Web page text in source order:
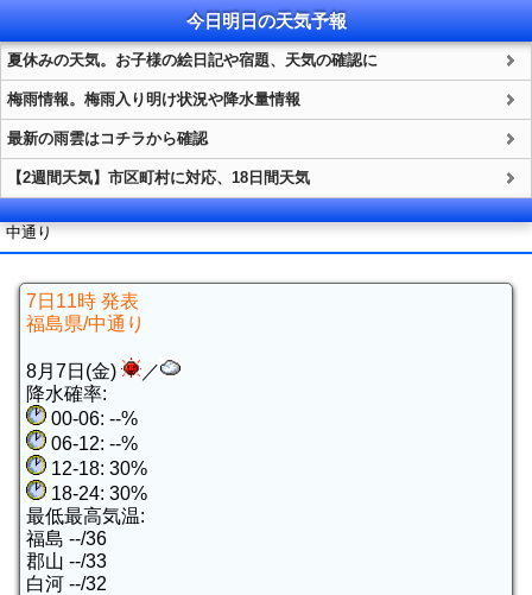
今日明日の天気予報
夏休みの天気。お子様の絵日記や宿題、天気の確認に
梅雨情報。梅雨入り明け状況や降水量情報
最新の雨雲はコチラから確認
【2週間天気】市区町村に対応、18日間天気
中通り
7日11時 発表
福島県/中通り
8月7日(金)
／
降水確率:
00-06: --%
06-12: --%
12-18: 30%
18-24: 30%
最低最高気温:
福島 --/36
郡山 --/33
白河 --/32